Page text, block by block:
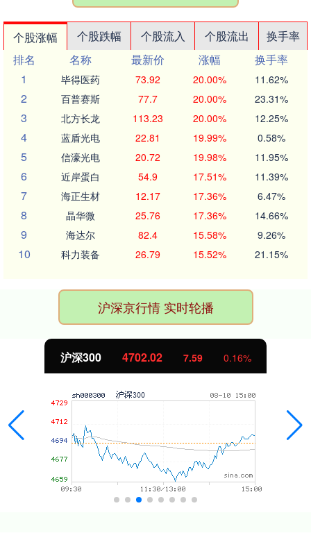
个股涨幅 个股跌幅 个股流入 个股流出
换手率
排名
名称 最新价 涨幅
换手率
1
毕得医药 73.92 20.00% 11.62%
2 百普赛斯 77.7 20.00% 23.31%
3 北方长龙 113.23 20.00% 12.25%
4 蓝盾光电 22.81 19.99% 0.58%
5 信濠光电 20.72 19.98% 11.95%
6 近岸蛋白 54.9 17.51% 11.39%
7 海正生材 12.17 17.36% 6.47%
8 晶华微 25.76 17.36% 14.66%
9 海达尔 82.4 15.58% 9.26%
10 科力装备 26.79 15.52% 21.15%
沪深京行情 实时轮播
北证50 1122.88 -11.37 -1.00%